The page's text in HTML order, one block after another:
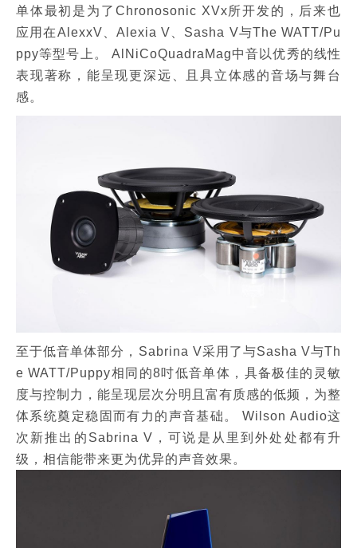
单体最初是为了Chronosonic XVx所开发的，后来也
应用在AlexxV、Alexia V、Sasha V与The WATT/Pu
ppy等型号上。 AlNiCoQuadraMag中音以优秀的线性
表现著称，能呈现更深远、且具立体感的音场与舞台
感。
至于低音单体部分，Sabrina V采用了与Sasha V与Th
e WATT/Puppy相同的8吋低音单体，具备极佳的灵敏
度与控制力，能呈现层次分明且富有质感的低频，为整
体系统奠定稳固而有力的声音基础。 Wilson Audio这
次新推出的Sabrina V，可说是从里到外处处都有升
级，相信能带来更为优异的声音效果。